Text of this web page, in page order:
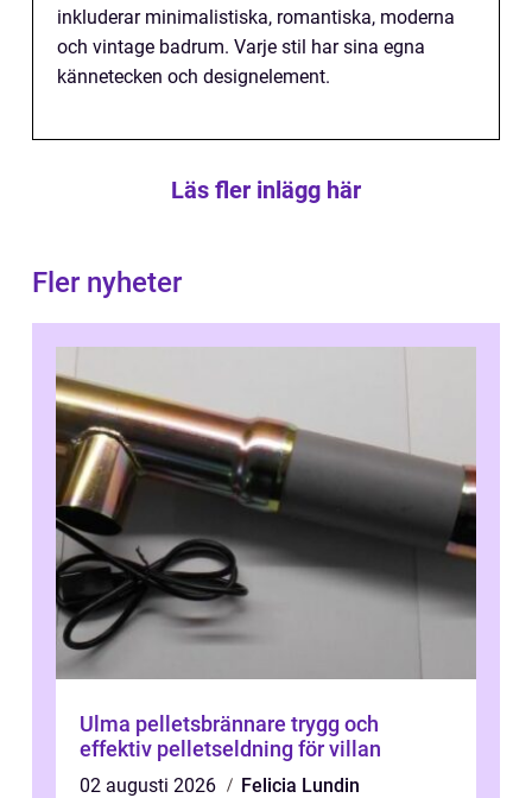
inkluderar minimalistiska, romantiska, moderna
och vintage badrum. Varje stil har sina egna
kännetecken och designelement.
Läs fler inlägg här
Fler nyheter
Ulma pelletsbrännare trygg och
effektiv pelletseldning för villan
02 augusti 2026
Felicia Lundin